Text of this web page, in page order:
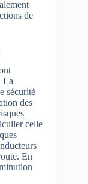
de
La
sécurité
des
celle
En